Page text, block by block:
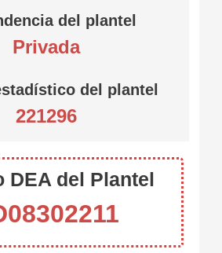
del plantel
Privada
del plantel
221296
DEA del Plantel